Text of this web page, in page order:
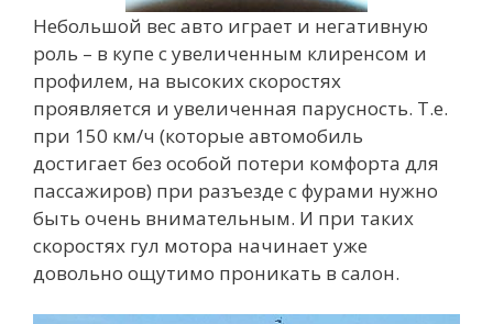
Небольшой вес авто играет и негативную
роль – в купе с увеличенным клиренсом и
профилем, на высоких скоростях
проявляется и увеличенная парусность. Т.е.
при 150 км/ч (которые автомобиль
достигает без особой потери комфорта для
пассажиров) при разъезде с фурами нужно
быть очень внимательным. И при таких
скоростях гул мотора начинает уже
довольно ощутимо проникать в салон.